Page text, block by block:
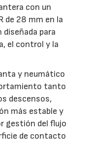
con un
de 28 mm en la
para
el control y la
y neumático
tanto
descensos,
más estable y
gestión del flujo
de contacto